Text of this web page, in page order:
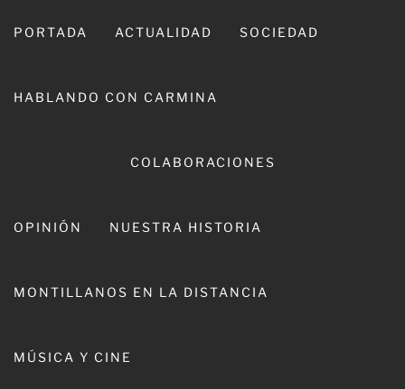
PORTADA ACTUALIDAD SOCIEDAD
HABLANDO CON CARMINA
COLABORACIONES
OPINIÓN NUESTRA HISTORIA
MONTILLANOS EN LA DISTANCIA
MÚSICA Y CINE